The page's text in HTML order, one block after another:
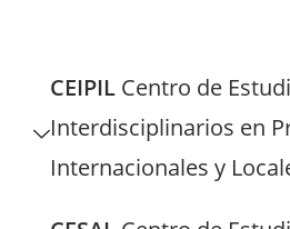
CEIPIL Centro de
Interdisciplinarios en
Internacionales y